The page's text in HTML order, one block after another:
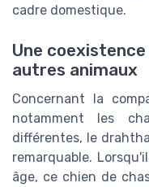
cadre domestique.
Une
autres animaux
Concernant la
notamment les
différentes, le
remarquable.
âge, ce chien de